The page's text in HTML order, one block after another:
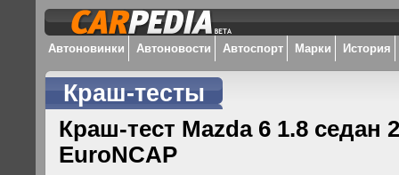
Автоновинки Автоновости Автоспорт Марки История
Краш-тесты
Краш-тест Mazda 6 1.8 седан
EuroNCAP